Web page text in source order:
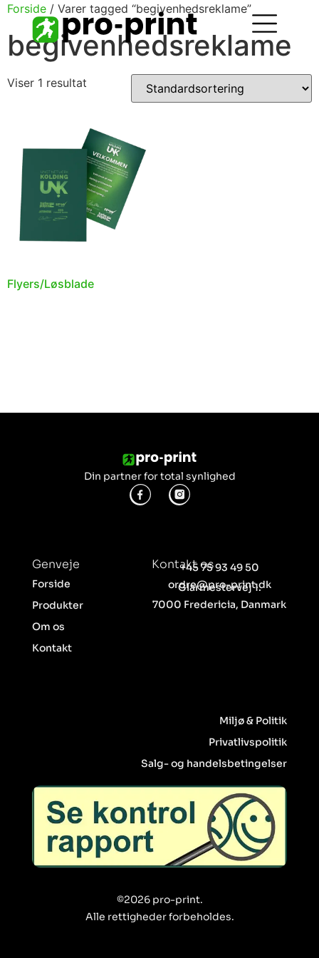
Forside / Varer tagged “begivenhedsreklame”
begivenhedsreklame
Viser 1 resultat
Flyers/Løsblade
Din partner for total synlighed
Genveje
Forside
Produkter
Om os
Kontakt
Kontakt os
+45 75 93 49 50
ordre@pro-print.dk
Glarmestervej 1.
7000 Fredericia, Danmark
Miljø & Politik
Privatlivspolitik
Salg- og handelsbetingelser
©2026 pro-print.
Alle rettigheder forbeholdes.